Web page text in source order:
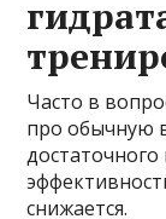
Часто в
про обычную
снижается.